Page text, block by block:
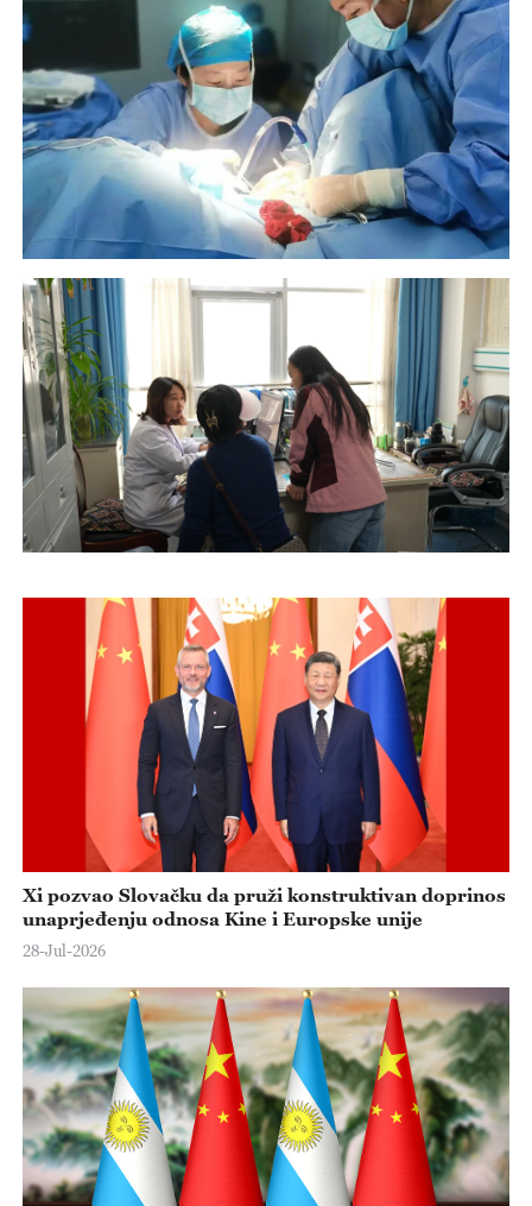
Xi pozvao Slovačku da pruži konstruktivan doprinos
unaprjeđenju odnosa Kine i Europske unije
28-Jul-2026